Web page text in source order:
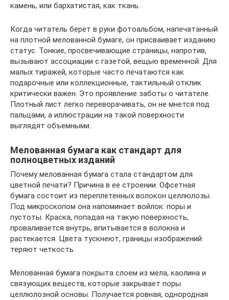
камень, или бархатистая, как ткань.
Когда читатель берет в руки фотоальбом, напечатанный
на плотной мелованной бумаге, он присваивает изданию
статус. Тонкие, просвечивающие страницы, напротив,
вызывают ассоциации с газетой, вещью временной. Для
малых тиражей, которые часто печатаются как
подарочные или коллекционные, тактильный отклик
критически важен. Это проявление заботы о читателе.
Плотный лист легко переворачивать, он не мнется под
пальцами, а иллюстрации на такой поверхности
выглядят объемными.
Мелованная бумага как стандарт для
полноцветных изданий
Почему мелованная бумага стала стандартом для
цветной печати? Причина в ее строении. Офсетная
бумага состоит из переплетенных волокон целлюлозы.
Под микроскопом она напоминает войлок: поры и
пустоты. Краска, попадая на такую поверхность,
проваливается внутрь, впитывается в волокна и
растекается. Цвета тускнеют, границы изображений
теряют четкость.
Мелованная бумага покрыта слоем из мела, каолина и
связующих веществ, которые закрывает поры
целлюлозной основы. Получается ровная, однородная